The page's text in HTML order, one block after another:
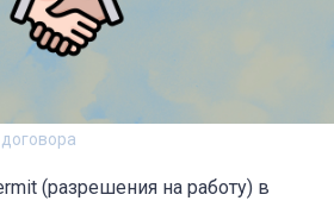
(разрешения на работу) в